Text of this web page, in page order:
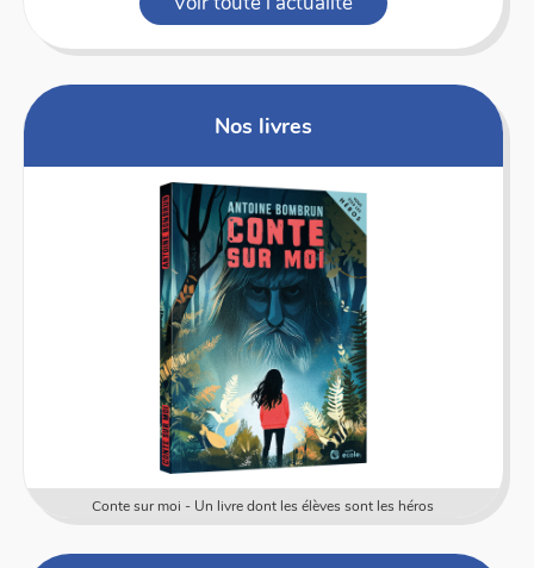
Nos livres
Conte sur moi - Un livre dont les élèves sont les héros